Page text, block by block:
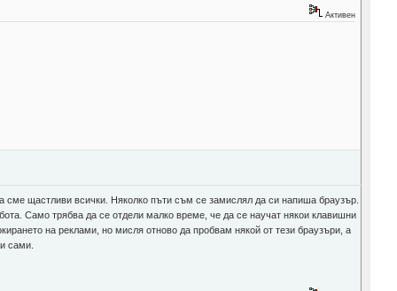
Активен
сме щастливи всички. Няколко пъти съм се замислял да си напиша браузър.
Само трябва да се отдели малко време, че да се научат някои клавишни
на реклами, но мисля отново да пробвам някой от тези браузъри, а
сами.